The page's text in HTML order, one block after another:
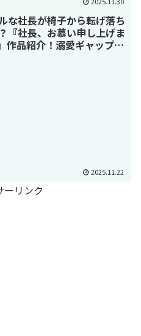
な社長が椅子から転げ落ち
『社長、お慕い申し上げま
作品紹介！溺愛ギャップに
2025.11.22
ーリンク